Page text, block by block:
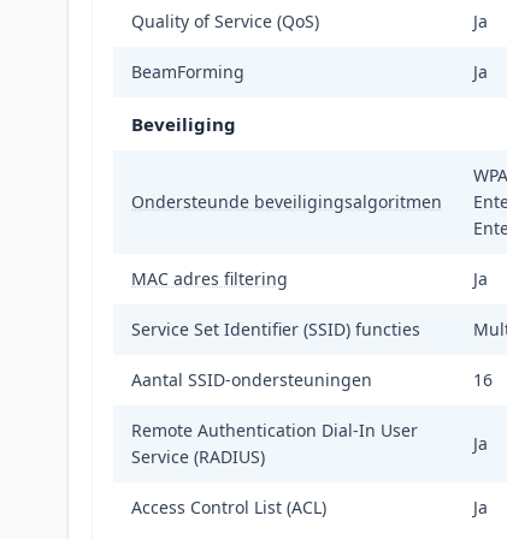
Quality of Service (QoS) Ja
BeamForming Ja
Beveiliging
Ondersteunde beveiligingsalgoritmen
MAC adres filtering Ja
Service Set Identifier (SSID) functies
Aantal SSID-ondersteuningen 16
Remote Authentication Dial-In User
Service (RADIUS)
Ja
Access Control List (ACL) Ja